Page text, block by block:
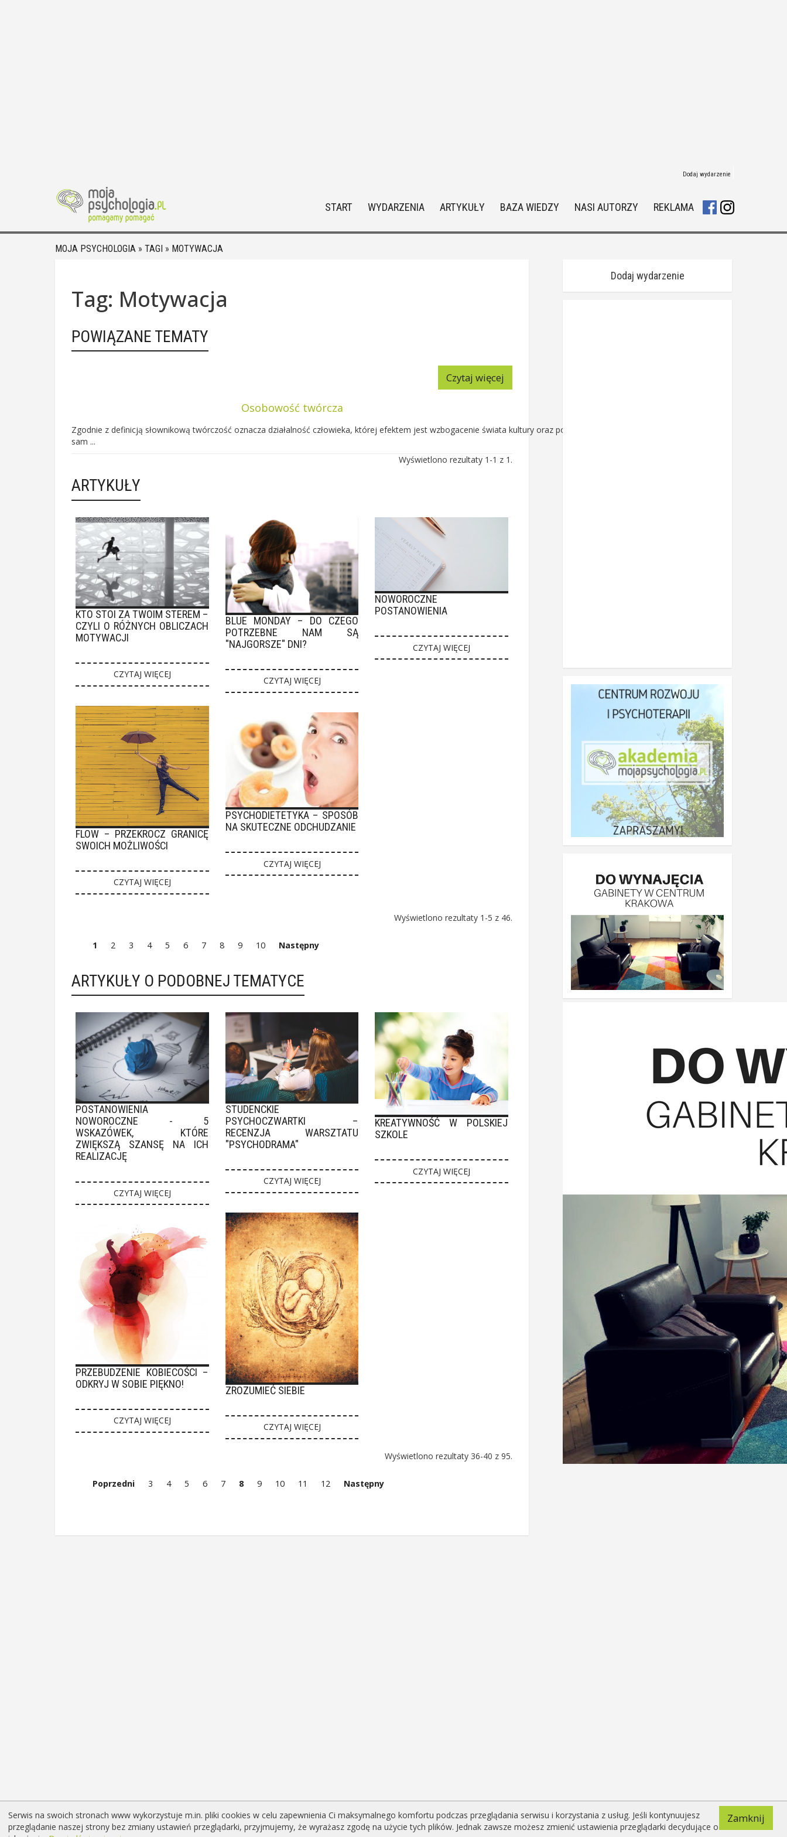
Dodaj wydarzenie
START WYDARZENIA ARTYKUŁY BAZA WIEDZY NASI AUTORZY REKLAMA
MOJA PSYCHOLOGIA » TAGI » MOTYWACJA
Tag: Motywacja
POWIĄZANE TEMATY
Czytaj więcej
Osobowość twórcza
Zgodnie z definicją słownikową twórczość oznacza działalność człowieka, której efektem jest wzbogacenie świata kultury oraz poznanie
sam ...
Wyświetlono rezultaty 1-1 z 1.
ARTYKUŁY
KTO STOI ZA TWOIM STEREM –
CZYLI O RÓŻNYCH OBLICZACH
MOTYWACJI
CZYTAJ WIĘCEJ
FLOW – PRZEKROCZ GRANICĘ
SWOICH MOŻLIWOŚCI
CZYTAJ WIĘCEJ
BLUE MONDAY – DO CZEGO
POTRZEBNE NAM SĄ
"NAJGORSZE" DNI?
CZYTAJ WIĘCEJ
PSYCHODIETETYKA – SPOSÓB
NA SKUTECZNE ODCHUDZANIE
CZYTAJ WIĘCEJ
NOWOROCZNE
POSTANOWIENIA
CZYTAJ WIĘCEJ
Wyświetlono rezultaty 1-5 z 46.
1 2 3 4 5 6 7 8 9 10 Następny
ARTYKUŁY O PODOBNEJ TEMATYCE
POSTANOWIENIA
NOWOROCZNE - 5
WSKAZÓWEK, KTÓRE
ZWIĘKSZĄ SZANSĘ NA ICH
REALIZACJĘ
CZYTAJ WIĘCEJ
PRZEBUDZENIE KOBIECOŚCI –
ODKRYJ W SOBIE PIĘKNO!
CZYTAJ WIĘCEJ
STUDENCKIE
PSYCHOCZWARTKI –
RECENZJA WARSZTATU
"PSYCHODRAMA"
CZYTAJ WIĘCEJ
ZROZUMIEĆ SIEBIE
CZYTAJ WIĘCEJ
KREATYWNOŚĆ W POLSKIEJ
SZKOLE
CZYTAJ WIĘCEJ
Wyświetlono rezultaty 36-40 z 95.
Poprzedni 3 4 5 6 7 8 9 10 11 12 Następny
Dodaj wydarzenie
Serwis na swoich stronach www wykorzystuje m.in. pliki cookies w celu zapewnienia Ci maksymalnego komfortu podczas przeglądania serwisu i korzystania z usług. Jeśli kontynuujesz
przeglądanie naszej strony bez zmiany ustawień przeglądarki, przyjmujemy, że wyrażasz zgodę na użycie tych plików. Jednak zawsze możesz zmienić ustawienia przeglądarki decydujące o
Zamknij